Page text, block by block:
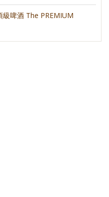
啤酒 The PREMIUM